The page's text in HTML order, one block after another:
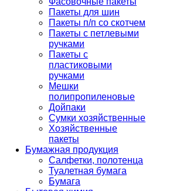
Пакеты для шин
Пакеты п/п со скотчем
Пакеты с петлевыми
ручками
Пакеты с
пластиковыми
ручками
Мешки
полипропиленовые
Дойпаки
Сумки хозяйственные
Хозяйственные
пакеты
Бумажная продукция
Салфетки, полотенца
Туалетная бумага
Бумага